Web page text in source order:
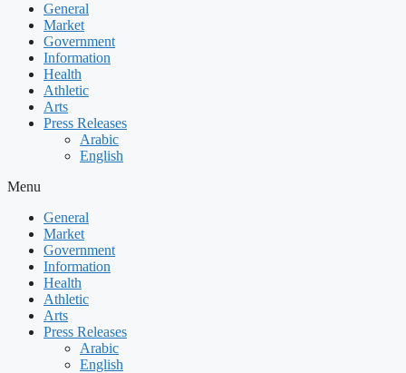
General
Market
Government
Information
Health
Athletic
Arts
Press Releases
Arabic
English
Menu
General
Market
Government
Information
Health
Athletic
Arts
Press Releases
Arabic
English